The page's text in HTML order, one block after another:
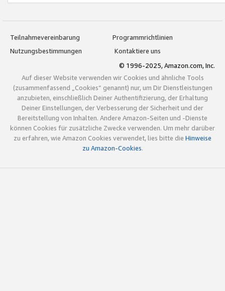
Teilnahmevereinbarung
Programmrichtlinien
Nutzungsbestimmungen
Kontaktiere uns
© 1996-2025, Amazon.com, Inc.
Auf dieser Website verwenden wir Cookies und ähnliche Tools
(zusammenfassend „Cookies“ genannt) nur, um Dir Dienstleistungen
anzubieten, einschließlich Deiner Authentifizierung, der Erhaltung
Deiner Einstellungen, der Verbesserung der Sicherheit und der
Bereitstellung von Inhalten. Andere Amazon-Seiten und -Dienste
können Cookies für zusätzliche Zwecke verwenden. Um mehr darüber
zu erfahren, wie Amazon Cookies verwendet, lies bitte die Hinweise
zu Amazon-Cookies.